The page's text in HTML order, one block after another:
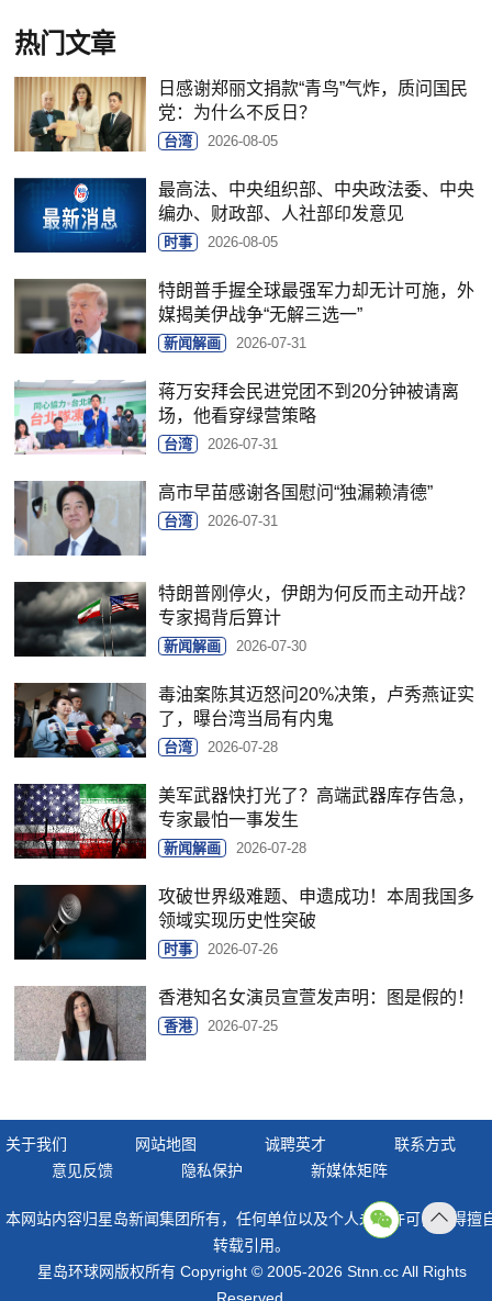
热门文章
日感谢郑丽文捐款“青鸟”气炸，质问国民
党：为什么不反日？
台湾 2026-08-05
最高法、中央组织部、中央政法委、中央
编办、财政部、人社部印发意见
时事 2026-08-05
特朗普手握全球最强军力却无计可施，外
媒揭美伊战争“无解三选一”
新闻解画 2026-07-31
蒋万安拜会民进党团不到20分钟被请离
场，他看穿绿营策略
台湾 2026-07-31
高市早苗感谢各国慰问“独漏赖清德”
台湾 2026-07-31
特朗普刚停火，伊朗为何反而主动开战？
专家揭背后算计
新闻解画 2026-07-30
毒油案陈其迈怒问20%决策，卢秀燕证实
了，曝台湾当局有内鬼
台湾 2026-07-28
美军武器快打光了？高端武器库存告急，
专家最怕一事发生
新闻解画 2026-07-28
攻破世界级难题、申遗成功！本周我国多
领域实现历史性突破
时事 2026-07-26
香港知名女演员宣萱发声明：图是假的！
香港 2026-07-25
关于我们 网站地图 诚聘英才
联系方式
意见反馈
隐私保护 新媒体矩阵
本网站内容归星岛新闻集团所有，任何单位以及个人未经许可，不得擅
转载引用。
星岛环球网版权所有 Copyright © 2005-2026 Stnn.cc All Rights
顶部